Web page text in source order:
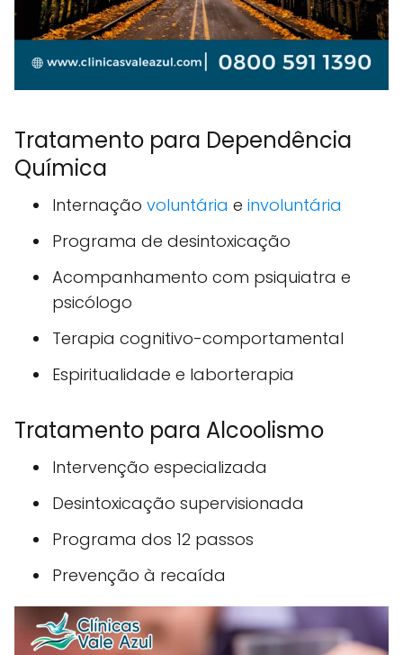
Tratamento para Dependência
Química
Internação voluntária e involuntária
Programa de desintoxicação
Acompanhamento com psiquiatra e
psicólogo
Terapia cognitivo-comportamental
Espiritualidade e laborterapia
Tratamento para Alcoolismo
Intervenção especializada
Desintoxicação supervisionada
Programa dos 12 passos
Prevenção à recaída